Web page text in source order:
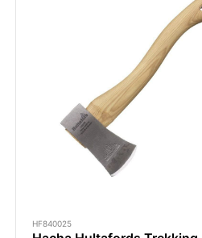
HF840025